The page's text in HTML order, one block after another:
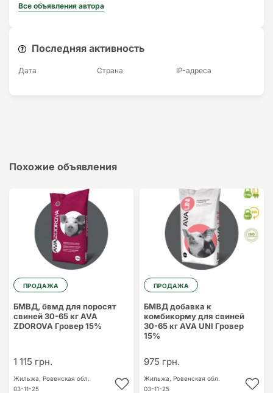
Все объявления автора
Последняя активность
Дата Страна IP-адресa
Похожие объявления
ПРОДАЖА
БМВД, бвмд для поросят
свиней 30-65 кг AVA
ZDOROVA Гровер 15%
1 115 грн.
Жильжа, Ровенская обл.
03-11-25
ПРОДАЖА
БМВД добавка к
комбикорму для свиней
30-65 кг AVA UNI Гровер
15%
975 грн.
Жильжа, Ровенская обл.
03-11-25